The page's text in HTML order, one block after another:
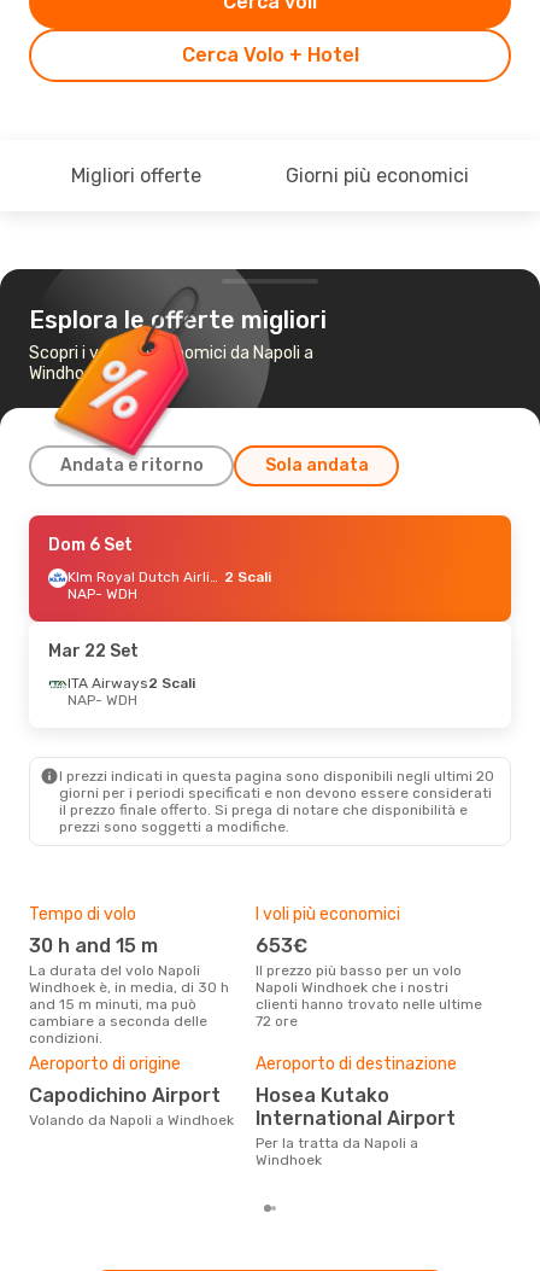
Cerca Volo + Hotel
Migliori offerte Giorni più economici
Esplora le offerte migliori
Scopri i voli più economici da Napoli a
Windhoek
Andata e ritorno Sola andata
Mer 2 Set- Dom 13 Set
Lufthansa 1 Scalo
NAP- WDH
WDH- NAP
Sab 26 Set- Mar 29 Set
- NAP
Mar 22 Set - Sab 26 Set
WDH - NAP
Ven 9 Ott - Dom 18 Ott
ITA Airways2 Scali
NAP - WDH
Ethiopian Airlines2 Scali
WDH- NAP
Dom 6 Set
Klm Royal Dutch Airlines 2 Scali
NAP- WDH
Mar 22 Set
ITA Airways2 Scali
NAP- WDH
I prezzi indicati in questa pagina sono disponibili negli ultimi 20
giorni per i periodi specificati e non devono essere considerati
il ​​prezzo finale offerto. Si prega di notare che disponibilità e
prezzi sono soggetti a modifiche.
Tempo di volo
30 h and 15 m
La durata del volo Napoli
Windhoek è, in media, di 30 h
and 15 m minuti, ma può
cambiare a seconda delle
condizioni.
I voli più economici
653€
Il prezzo più basso per un volo
Napoli Windhoek che i nostri
clienti hanno trovato nelle ultime
72 ore
Aeroporto di origine
Capodichino Airport
Volando da Napoli a Windhoek
Aeroporto di destinazione
Hosea Kutako
International Airport
Per la tratta da Napoli a
Windhoek